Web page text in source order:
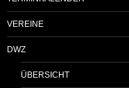
VEREINE
DWZ
ÜBERSICHT